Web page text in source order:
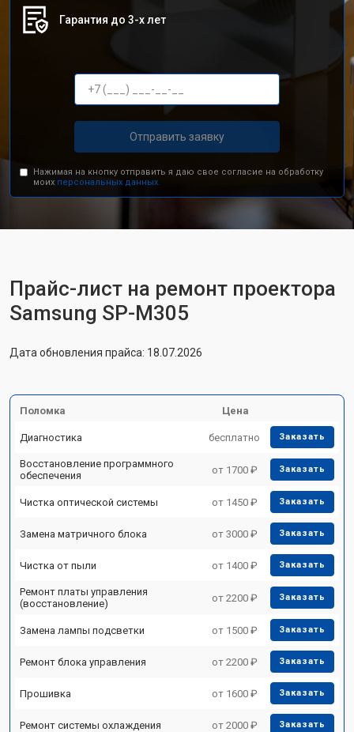
Гарантия до 3-х лет
Отправить заявку
Нажимая на кнопку отправить я даю свое согласие на обработку
моих персональных данных.
Прайс-лист на ремонт проектора
Samsung SP-M305
Дата обновления прайса: 18.07.2026
Поломка Цена
Диагностика бесплатно Заказать
Восстановление программного
обеспечения
от 1700 ₽ Заказать
Чистка оптической системы от 1450 ₽ Заказать
Замена матричного блока от 3000 ₽ Заказать
Чистка от пыли от 1400 ₽ Заказать
Ремонт платы управления
(восстановление)
от 2200 ₽ Заказать
Замена лампы подсветки от 1500 ₽ Заказать
Ремонт блока управления от 2200 ₽ Заказать
Прошивка от 1600 ₽ Заказать
Ремонт системы охлаждения от 2000 ₽ Заказать